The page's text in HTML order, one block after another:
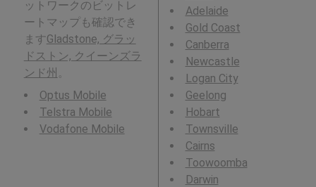
ットワークのビットレ
ートマップも確認でき
ます Gladstone, グラッ
ドストン, クイーンズラ
ンド州 。
Optus Mobile
Telstra Mobile
Vodafone Mobile
Adelaide
Gold Coast
Canberra
Newcastle
Logan City
Geelong
Hobart
Townsville
Cairns
Toowoomba
Darwin